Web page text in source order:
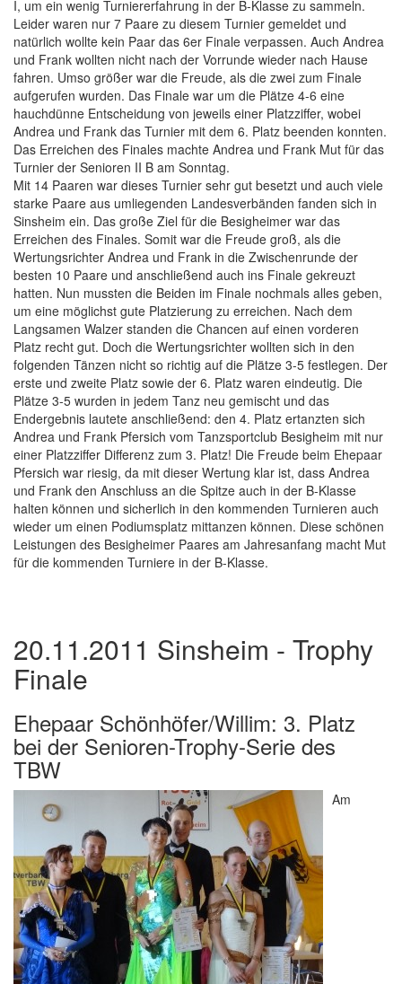
I, um ein wenig Turniererfahrung in der B-Klasse zu sammeln.
Leider waren nur 7 Paare zu diesem Turnier gemeldet und
natürlich wollte kein Paar das 6er Finale verpassen. Auch Andrea
und Frank wollten nicht nach der Vorrunde wieder nach Hause
fahren. Umso größer war die Freude, als die zwei zum Finale
aufgerufen wurden. Das Finale war um die Plätze 4-6 eine
hauchdünne Entscheidung von jeweils einer Platzziffer, wobei
Andrea und Frank das Turnier mit dem 6. Platz beenden konnten.
Das Erreichen des Finales machte Andrea und Frank Mut für das
Turnier der Senioren II B am Sonntag.
Mit 14 Paaren war dieses Turnier sehr gut besetzt und auch viele
starke Paare aus umliegenden Landesverbänden fanden sich in
Sinsheim ein. Das große Ziel für die Besigheimer war das
Erreichen des Finales. Somit war die Freude groß, als die
Wertungsrichter Andrea und Frank in die Zwischenrunde der
besten 10 Paare und anschließend auch ins Finale gekreuzt
hatten. Nun mussten die Beiden im Finale nochmals alles geben,
um eine möglichst gute Platzierung zu erreichen. Nach dem
Langsamen Walzer standen die Chancen auf einen vorderen
Platz recht gut. Doch die Wertungsrichter wollten sich in den
folgenden Tänzen nicht so richtig auf die Plätze 3-5 festlegen. Der
erste und zweite Platz sowie der 6. Platz waren eindeutig. Die
Plätze 3-5 wurden in jedem Tanz neu gemischt und das
Endergebnis lautete anschließend: den 4. Platz ertanzten sich
Andrea und Frank Pfersich vom Tanzsportclub Besigheim mit nur
einer Platzziffer Differenz zum 3. Platz! Die Freude beim Ehepaar
Pfersich war riesig, da mit dieser Wertung klar ist, dass Andrea
und Frank den Anschluss an die Spitze auch in der B-Klasse
halten können und sicherlich in den kommenden Turnieren auch
wieder um einen Podiumsplatz mittanzen können. Diese schönen
Leistungen des Besigheimer Paares am Jahresanfang macht Mut
für die kommenden Turniere in der B-Klasse.
20.11.2011 Sinsheim - Trophy
Finale
Ehepaar Schönhöfer/Willim: 3. Platz
bei der Senioren-Trophy-Serie des
TBW
Am